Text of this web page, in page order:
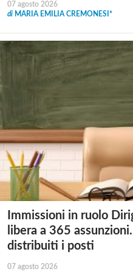
07 agosto 2026
di MARIA EMILIA CREMONESI*
Immissioni in ruolo
libera a 365
distribuiti i posti
07 agosto 2026